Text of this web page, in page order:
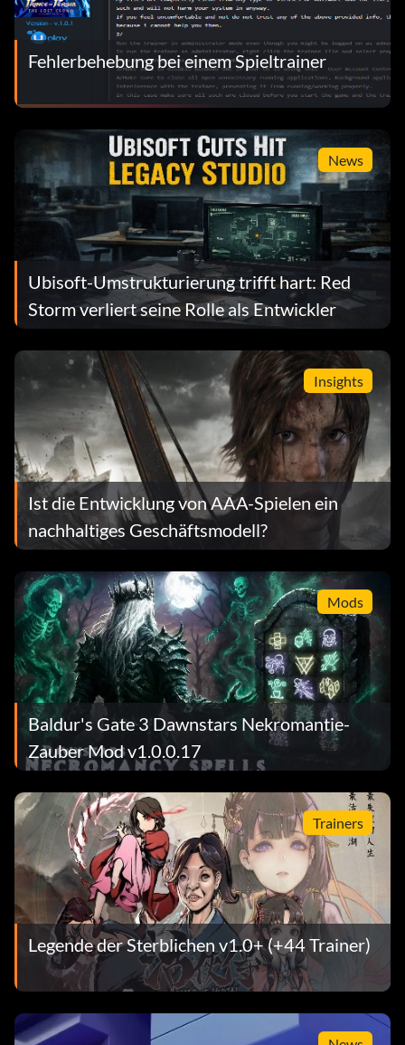
Fehlerbehebung bei einem Spieltrainer
News
Ubisoft-Umstrukturierung trifft hart: Red
Storm verliert seine Rolle als Entwickler
Insights
Ist die Entwicklung von AAA-Spielen ein
nachhaltiges Geschäftsmodell?
Mods
Baldur's Gate 3 Dawnstars Nekromantie-
Zauber Mod v1.0.0.17
Trainers
Legende der Sterblichen v1.0+ (+44 Trainer)